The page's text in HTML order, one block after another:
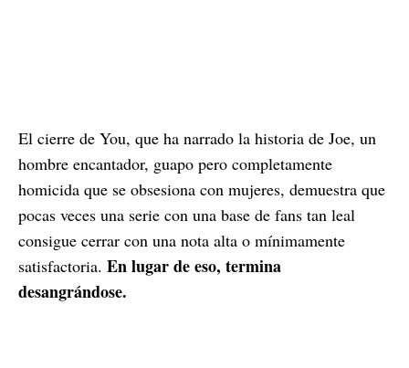
El cierre de You, que ha narrado la historia de Joe, un
hombre encantador, guapo pero completamente
homicida que se obsesiona con mujeres, demuestra que
pocas veces una serie con una base de fans tan leal
consigue cerrar con una nota alta o mínimamente
satisfactoria. En lugar de eso, termina
desangrándose.